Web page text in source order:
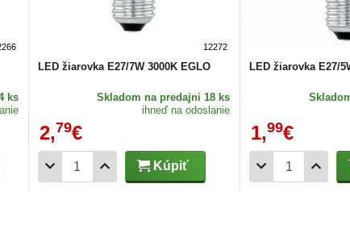
ks
12272
LED žiarovka E27/7W 3000K EGLO
Skladom na predajni 18 ks
ihneď na odoslanie
2,79€
Kúpiť
LED žiarovka E27/
1,99€